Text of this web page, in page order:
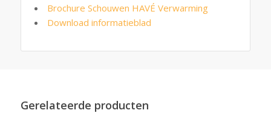
Brochure Schouwen HAVÉ Verwarming
Download informatieblad
Gerelateerde producten